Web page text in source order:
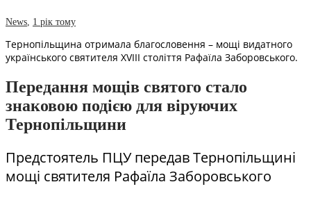
News 1 рік тому
Тернопільщина отримала благословення – мощі видатного
українського святителя XVIII століття Рафаїла Заборовського.
Передання мощів святого стало
знаковою подією для віруючих
Тернопільщини
Предстоятель ПЦУ передав Тернопільщині
мощі святителя Рафаїла Заборовського